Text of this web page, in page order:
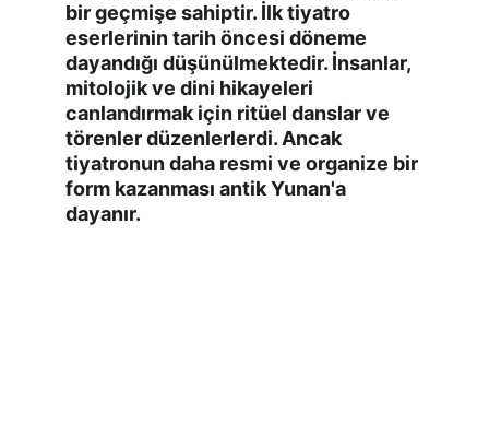
bir geçmişe sahiptir. İlk tiyatro
eserlerinin tarih öncesi döneme
dayandığı düşünülmektedir. İnsanlar,
mitolojik ve dini hikayeleri
canlandırmak için ritüel danslar ve
törenler düzenlerlerdi. Ancak
tiyatronun daha resmi ve organize bir
form kazanması antik Yunan'a
dayanır.